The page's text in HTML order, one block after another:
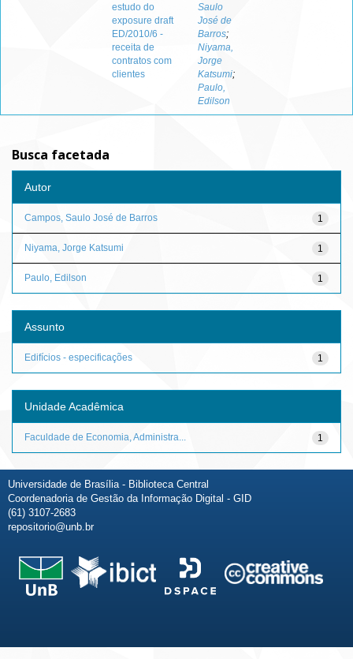
estudo do
exposure draft
ED/2010/6 -
receita de
contratos com
clientes
Saulo
José de
Barros;
Niyama,
Jorge
Katsumi;
Paulo,
Edilson
Busca facetada
Autor
1
Campos, Saulo José de Barros
1
Niyama, Jorge Katsumi
1
Paulo, Edilson
Assunto
1
Edifícios - especificações
Unidade Acadêmica
1
Faculdade de Economia, Administra...
Universidade de Brasília - Biblioteca Central
Coordenadoria de Gestão da Informação Digital - GID
(61) 3107-2683
repositorio@unb.br